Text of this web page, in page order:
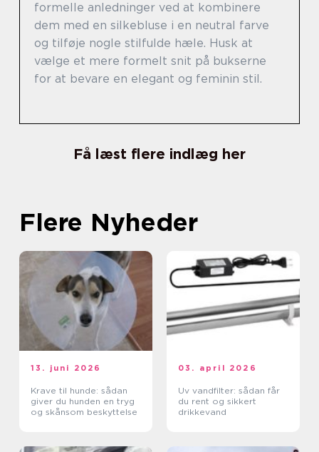
formelle anledninger ved at kombinere
dem med en silkebluse i en neutral farve
og tilføje nogle stilfulde hæle. Husk at
vælge et mere formelt snit på bukserne
for at bevare en elegant og feminin stil.
Få læst flere indlæg her
Flere Nyheder
13. juni 2026
Krave til hunde: sådan
giver du hunden en tryg
og skånsom beskyttelse
03. april 2026
Uv vandfilter: sådan får
du rent og sikkert
drikkevand